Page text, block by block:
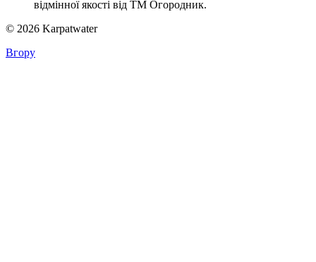
відмінної якості від ТМ Огородник.
© 2026 Karpatwater
Вгору